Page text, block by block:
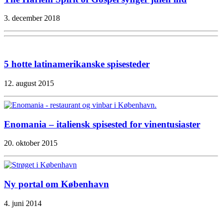
3. december 2018
5 hotte latinamerikanske spisesteder
12. august 2015
Enomania – italiensk spisested for vinentusiaster
20. oktober 2015
Ny portal om København
4. juni 2014